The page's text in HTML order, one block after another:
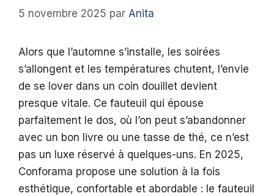
5 novembre 2025 par Anita
Alors que l’automne s’installe, les soirées
s’allongent et les températures chutent, l’envie
de se lover dans un coin douillet devient
presque vitale. Ce fauteuil qui épouse
parfaitement le dos, où l’on peut s’abandonner
avec un bon livre ou une tasse de thé, ce n’est
pas un luxe réservé à quelques-uns. En 2025,
Conforama propose une solution à la fois
esthétique, confortable et abordable : le fauteuil